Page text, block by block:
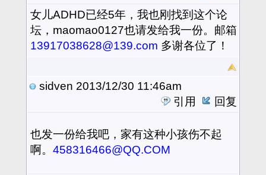
女儿ADHD已经5年，我也刚找到这个论
坛，maomao0127也请发给我一份。邮箱
13917038628@139.com 多谢各位了！
sidven 2013/12/30 11:46am
引用
回复
也发一份给我吧，家有这种小孩伤不起
啊。 458316466@QQ.COM